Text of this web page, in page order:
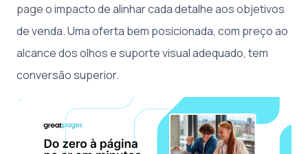
pageo impacto de alinhar cada detalhe aos objetivos
de venda. Uma oferta bem posicionada, com preço ao
alcance dos olhos e suporte visual adequado, tem
conversão superior.